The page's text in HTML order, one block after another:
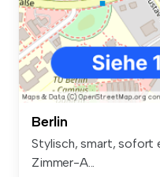
Berlin
Stylisch, smart, sofort
Zimmer-A...